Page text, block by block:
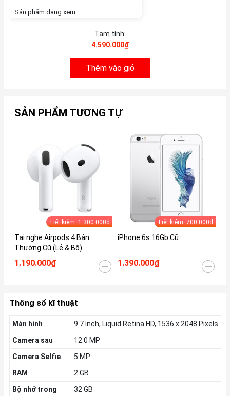
Sản phẩm đang xem
Tạm tính:
4.590.000₫
Thêm vào giỏ
SẢN PHẨM TƯƠNG TỰ
Tiết kiệm: 1.300.000₫
Tai nghe Airpods 4 Bản
Thường Cũ (Lẻ & Bộ)
1.190.000₫
Tiết kiệm: 700.000₫
iPhone 6s 16Gb Cũ
1.390.000₫
Thông số kĩ thuật
Màn hình
9.7 inch, Liquid Retina HD, 1536 x 2048 Pixels
Camera sau
12.0 MP
Camera Selfie
5 MP
RAM
2 GB
Bộ nhớ trong
32 GB